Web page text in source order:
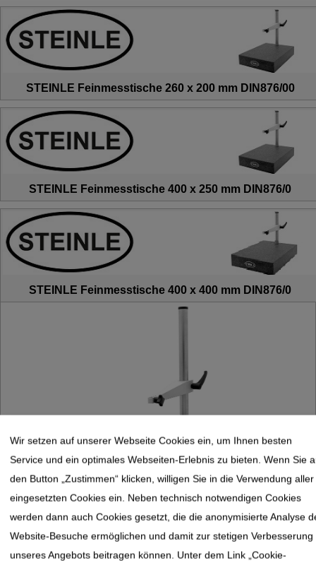
STEINLE Feinmesstische 260 x 200 mm DIN876/00
STEINLE Feinmesstische 400 x 250 mm DIN876/0
STEINLE Feinmesstische 400 x 400 mm DIN876/0
6515.0169
STEINLE Universal Feinmesstisch
Hartgestein H4040
Wir setzen auf unserer Webseite Cookies ein, um Ihnen besten
Service und ein optimales Webseiten-Erlebnis zu bieten. Wenn Sie
den Button „Zustimmen“ klicken, willigen Sie in die Verwendung aller
eingesetzten Cookies ein. Neben technisch notwendigen Cookies
werden dann auch Cookies gesetzt, die die anonymisierte Analyse
Website-Besuche ermöglichen und damit zur stetigen Verbesserung
unseres Angebots beitragen können. Unter dem Link „Cookie-